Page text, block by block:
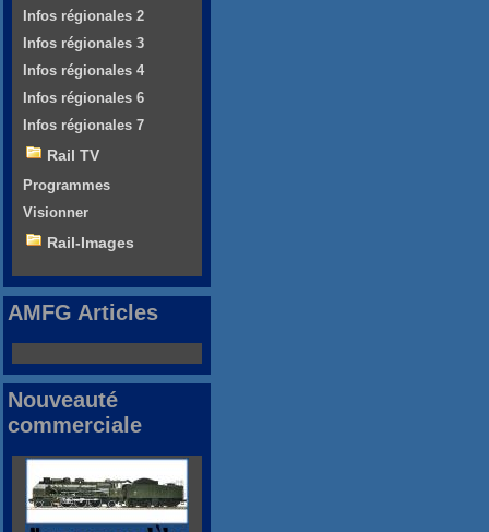
Infos régionales 2
Infos régionales 3
Infos régionales 4
Infos régionales 6
Infos régionales 7
Rail TV
Programmes
Visionner
Rail-Images
AMFG Articles
Nouveauté
commerciale